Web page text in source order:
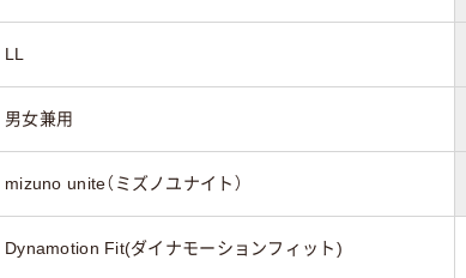
LL
男女兼用
mizuno unite（ミズノユナイト）
Dynamotion Fit(ダイナモーションフィット)